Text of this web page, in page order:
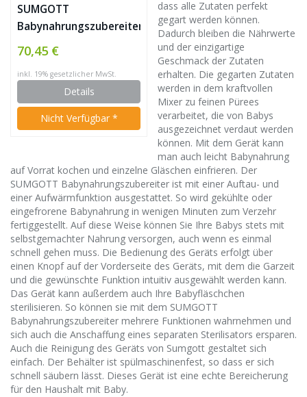
SUMGOTT
Babynahrungszubereiter
– 4 in 1 Babynahrung
Dampfgarer und Mixer
mit Dämpfen, Mixen,
Auftauen und Heizung
Multifunktionen
Küchenmaschine
70,45 €
inkl. 19% gesetzlicher MwSt.
Details
Nicht Verfügbar *
dass alle Zutaten perfekt
gegart werden können.
Dadurch bleiben die Nährwerte
und der einzigartige
Geschmack der Zutaten
erhalten. Die gegarten Zutaten
werden in dem kraftvollen
Mixer zu feinen Pürees
verarbeitet, die von Babys
ausgezeichnet verdaut werden
können. Mit dem Gerät kann
man auch leicht Babynahrung
auf Vorrat kochen und einzelne Gläschen einfrieren. Der
SUMGOTT Babynahrungszubereiter ist mit einer Auftau- und
einer Aufwärmfunktion ausgestattet. So wird gekühlte oder
eingefrorene Babynahrung in wenigen Minuten zum Verzehr
fertiggestellt. Auf diese Weise können Sie Ihre Babys stets mit
selbstgemachter Nahrung versorgen, auch wenn es einmal
schnell gehen muss. Die Bedienung des Geräts erfolgt über
einen Knopf auf der Vorderseite des Geräts, mit dem die Garzeit
und die gewünschte Funktion intuitiv ausgewählt werden kann.
Das Gerät kann außerdem auch Ihre Babyfläschchen
sterilisieren. So können sie mit dem SUMGOTT
Babynahrungszubereiter mehrere Funktionen wahrnehmen und
sich auch die Anschaffung eines separaten Sterilisators ersparen.
Auch die Reinigung des Geräts von Sumgott gestaltet sich
einfach. Der Behälter ist spülmaschinenfest, so dass er sich
schnell säubern lässt. Dieses Gerät ist eine echte Bereicherung
für den Haushalt mit Baby.